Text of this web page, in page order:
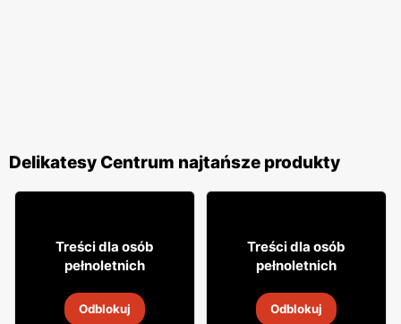
Delikatesy Centrum najtańsze produkty
31 99
19 sie 2026
Treści dla osób
pełnoletnich
Odblokuj
5 79
19 sie 2026
Treści dla osób
pełnoletnich
Odblokuj